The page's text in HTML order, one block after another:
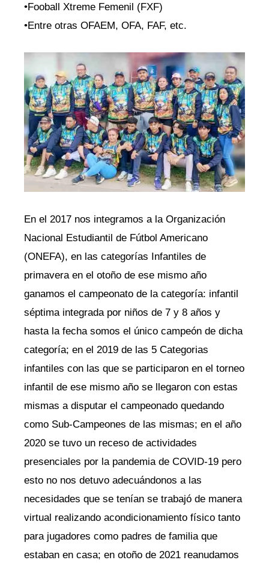
•Fooball Xtreme Femenil (FXF)
•Entre otras OFAEM, OFA, FAF, etc.
En el 2017 nos integramos a la Organización
Nacional Estudiantil de Fútbol Americano
(ONEFA), en las categorías Infantiles de
primavera en el otoño de ese mismo año
ganamos el campeonato de la categoría: infantil
séptima integrada por niños de 7 y 8 años y
hasta la fecha somos el único campeón de dicha
categoría; en el 2019 de las 5 Categorias
infantiles con las que se participaron en el torneo
infantil de ese mismo año se llegaron con estas
mismas a disputar el campeonado quedando
como Sub-Campeones de las mismas; en el año
2020 se tuvo un receso de actividades
presenciales por la pandemia de COVID-19 pero
esto no nos detuvo adecuándonos a las
necesidades que se tenían se trabajó de manera
virtual realizando acondicionamiento físico tanto
para jugadores como padres de familia que
estaban en casa; en otoño de 2021 reanudamos